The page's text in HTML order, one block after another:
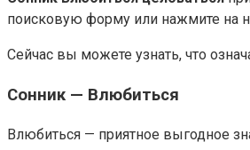
поисковую форму или нажмите на
Сейчас вы можете узнать, что
Сонник — Влюбиться
Влюбиться — приятное выгодное